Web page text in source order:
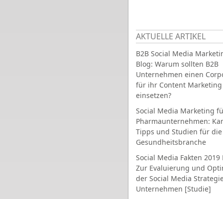
AKTUELLE ARTIKEL
B2B Social Media
Blog: Warum sollten B2B
Unternehmen einen
für ihr Content Marketing
einsetzen?
Social Media Marketing
Pharmaunternehmen:
Tipps und Studien für die
Gesundheitsbranche
Social Media Fakten 2019
Zur Evaluierung und
der Social Media
Unternehmen [Studie]